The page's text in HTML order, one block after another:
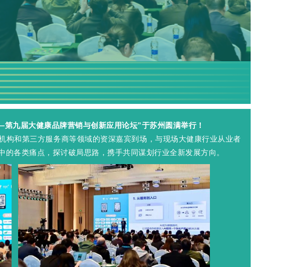
九届大健康品牌营销与创新应用论坛”于苏州圆满举行！
和第三方服务商等领域的资深嘉宾到场，与现场大健康行业从业者
各类痛点，探讨破局思路，携手共同谋划行业全新发展方向。